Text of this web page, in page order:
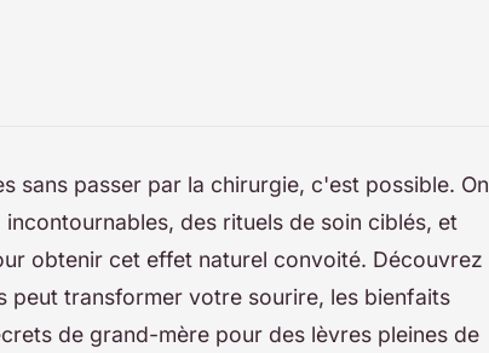
sans passer par la chirurgie, c'est possible. On
des rituels de soin ciblés, et
obtenir cet effet naturel convoité. Découvrez
peut transformer votre sourire, les bienfaits
de grand-mère pour des lèvres pleines de